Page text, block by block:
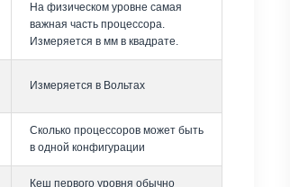
На физическом уровне самая
важная часть процессора.
Измеряется в мм в квадрате.
Измеряется в Вольтах
Сколько процессоров может быть
в одной конфигурации
Кеш первого уровня обычно